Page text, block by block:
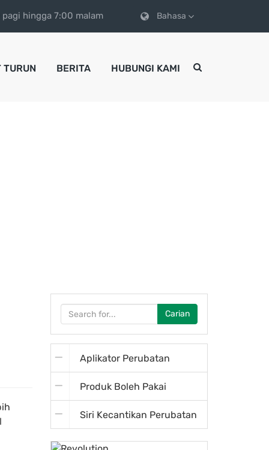
hingga 7:00 malam Bahasa
TURUN BERITA HUBUNGI KAMI
Carian
Aplikator Perubatan
Produk Boleh Pakai
Siri Kecantikan Perubatan